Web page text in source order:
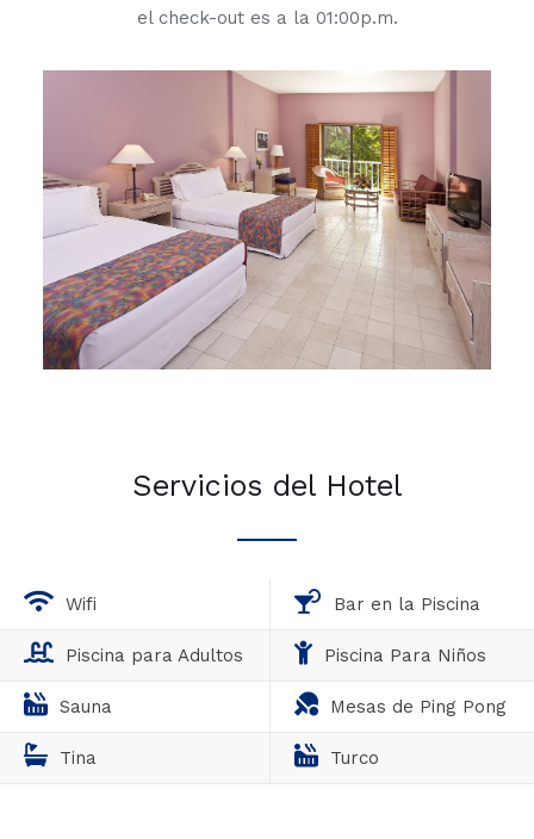
el check-out es a la 01:00p.m.
Servicios del Hotel
Wifi Bar en la Piscina
Piscina para Adultos Piscina Para Niños
Sauna Mesas de Ping Pong
Tina Turco